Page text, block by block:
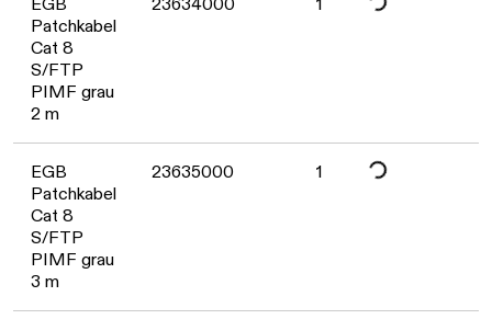
Patchkabel
Cat 8
S/FTP
PIMF grau
2 m
EGB
Patchkabel
Cat 8
S/FTP
PIMF grau
3 m
23635000 1 Daten werden geladen. Bitte warten...
Daten werden geladen. Bitte warten...